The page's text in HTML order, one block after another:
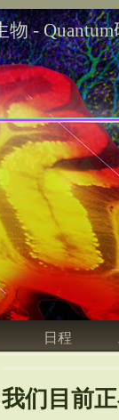
-
日程
我们目前